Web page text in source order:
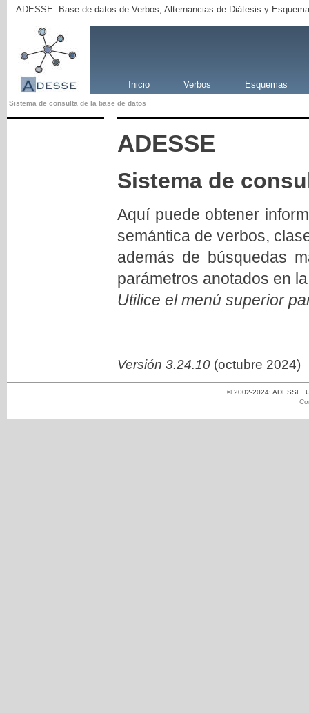
ADESSE: Base de datos de Verbos, Alternancias de Diátesis y
Inicio Verbos Esquemas
Sistema de consulta de la base de datos
ADESSE
Sistema de
Aquí puede obtener
semántica de verbos,
además de búsquedas
parámetros anotados en
Utilice el menú superior
Versión 3.24.10 (octubre 2024)
© 2002-2024: ADESSE.